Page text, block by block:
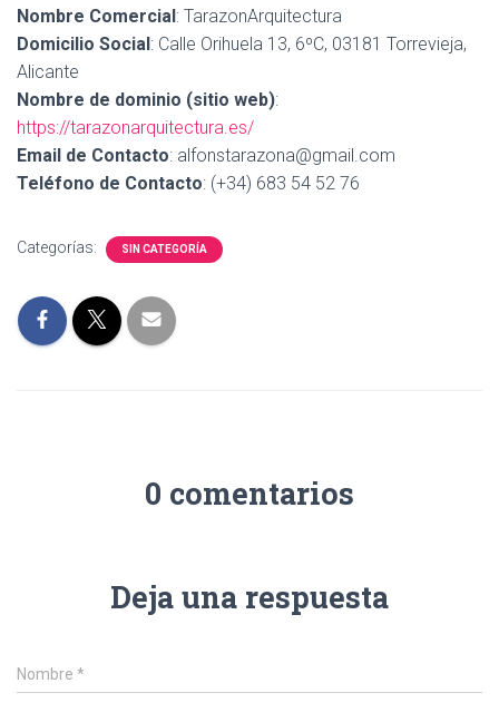
G
Nombre Comercial: TarazonArquitectura
Domicilio Social: Calle Orihuela 13, 6ºC, 03181 Torrevieja,
Alicante
Nombre de dominio (sitio web):
https://tarazonarquitectura.es/
Email de Contacto: alfonstarazona@gmail.com
Teléfono de Contacto: (+34) 683 54 52 76
Categorías: SIN CATEGORÍA
0 comentarios
Deja una respuesta
Nombre *